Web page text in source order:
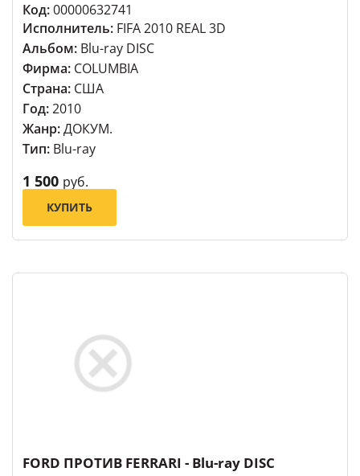
Код:00000632741
Исполнитель: FIFA 2010 REAL 3D
Альбом: Blu-ray DISC
Фирма: COLUMBIA
Страна: США
Год:2010
Жанр:ДОКУМ.
Тип: Blu-ray
1 500 руб.
КУПИТЬ
FORD ПРОТИВ FERRARI - Blu-ray DISC